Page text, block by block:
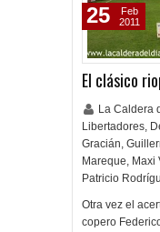
El clásico
La Caldera
Libertadores,
Gracián,
Mareque, Maxi
Patricio
Otra vez el
copero
25
Feb
2011